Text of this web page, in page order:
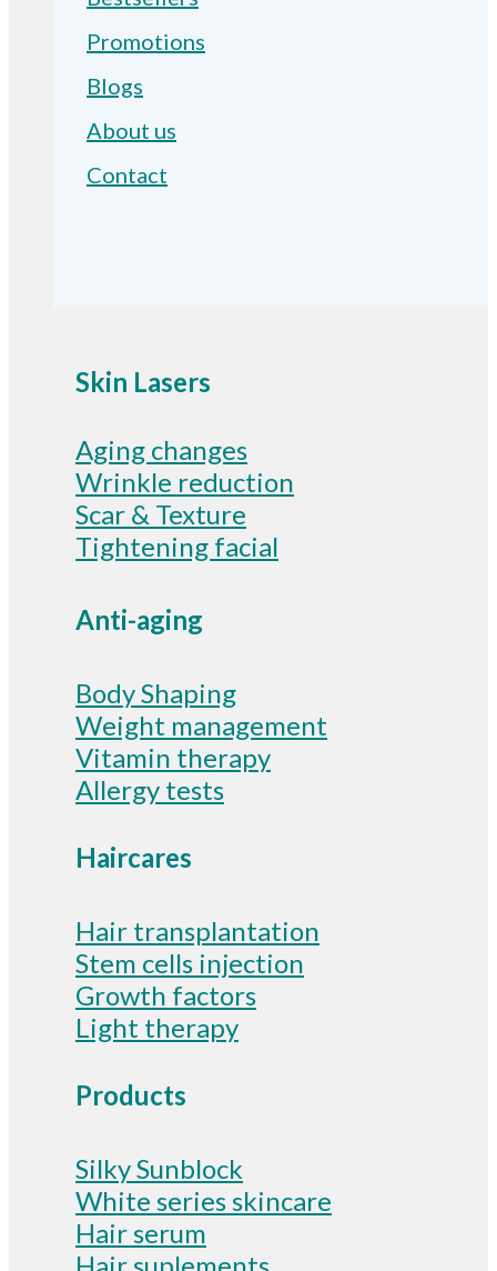
Promotions
Blogs
About us
Contact
Skin Lasers
Aging changes
Wrinkle reduction
Scar & Texture
Tightening facial
Anti-aging
Body Shaping
Weight management
Vitamin therapy
Allergy tests
Haircares
Hair transplantation
Stem cells injection
Growth factors
Light therapy
Products
Silky Sunblock
White series skincare
Hair serum
Hair suplements